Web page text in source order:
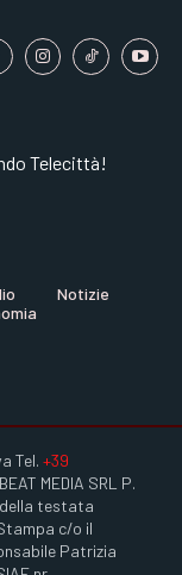
Telecittà!
Notizie
Tel. +39
MEDIA SRL P.
testata
c/o il
Patrizia